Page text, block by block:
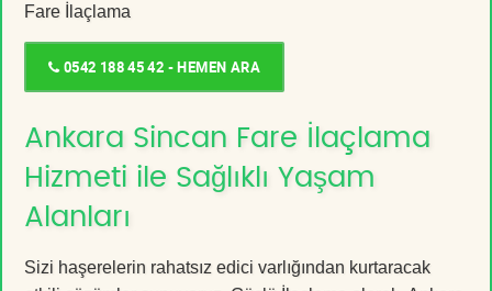
Fare İlaçlama
0542 188 45 42 - HEMEN ARA
Ankara Sincan Fare İlaçlama
Hizmeti ile Sağlıklı Yaşam
Alanları
Sizi haşerelerin rahatsız edici varlığından kurtaracak